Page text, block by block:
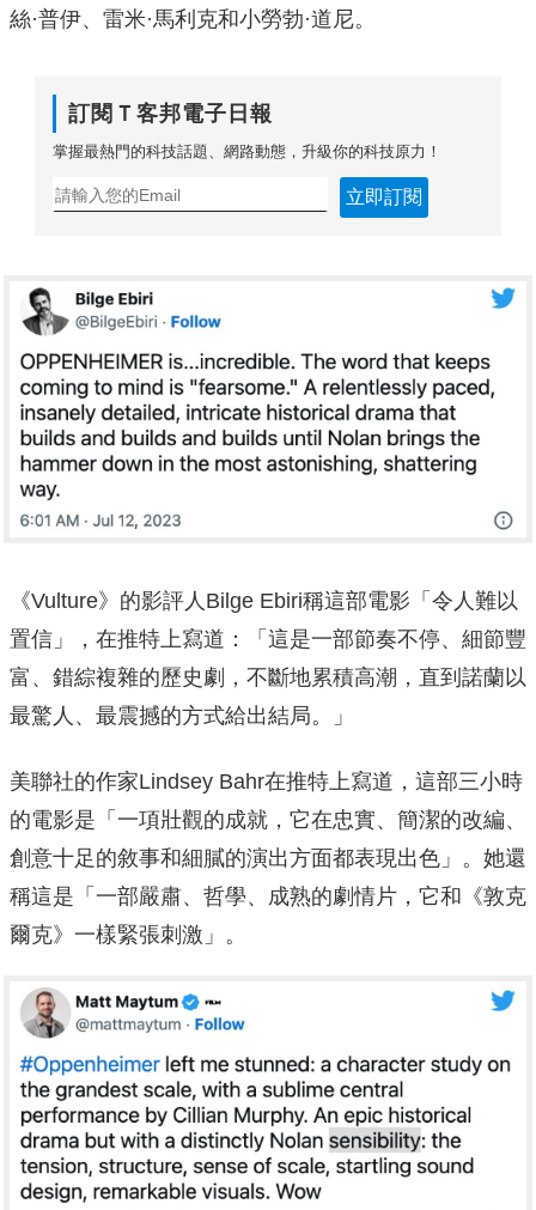
絲·普伊、雷米·馬利克和小勞勃·道尼。
訂閱Ｔ客邦電子日報
掌握最熱門的科技話題、網路動態，升級你的科技原力！
立即訂閱
《Vulture》的影評人Bilge Ebiri稱這部電影「令人難以
置信」，在推特上寫道：「這是一部節奏不停、細節豐
富、錯綜複雜的歷史劇，不斷地累積高潮，直到諾蘭以
最驚人、最震撼的方式給出結局。」
美聯社的作家Lindsey Bahr在推特上寫道，這部三小時
的電影是「一項壯觀的成就，它在忠實、簡潔的改編、
創意十足的敘事和細膩的演出方面都表現出色」。她還
稱這是「一部嚴肅、哲學、成熟的劇情片，它和《敦克
爾克》一樣緊張刺激」。